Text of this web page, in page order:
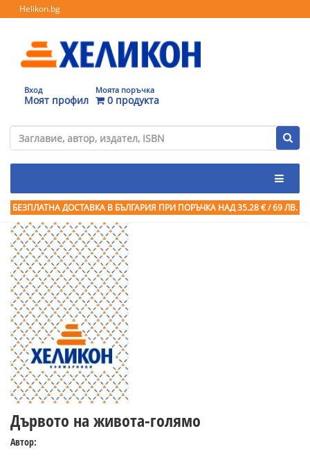
Helikon.bg
Вход
Моят профил
Моята поръчка
0 продукта
БЕЗПЛАТНА ДОСТАВКА В БЪЛГАРИЯ ПРИ ПОРЪЧКА НАД 35.28 € / 69 ЛВ.
Дървото на живота-голямо
Автор: